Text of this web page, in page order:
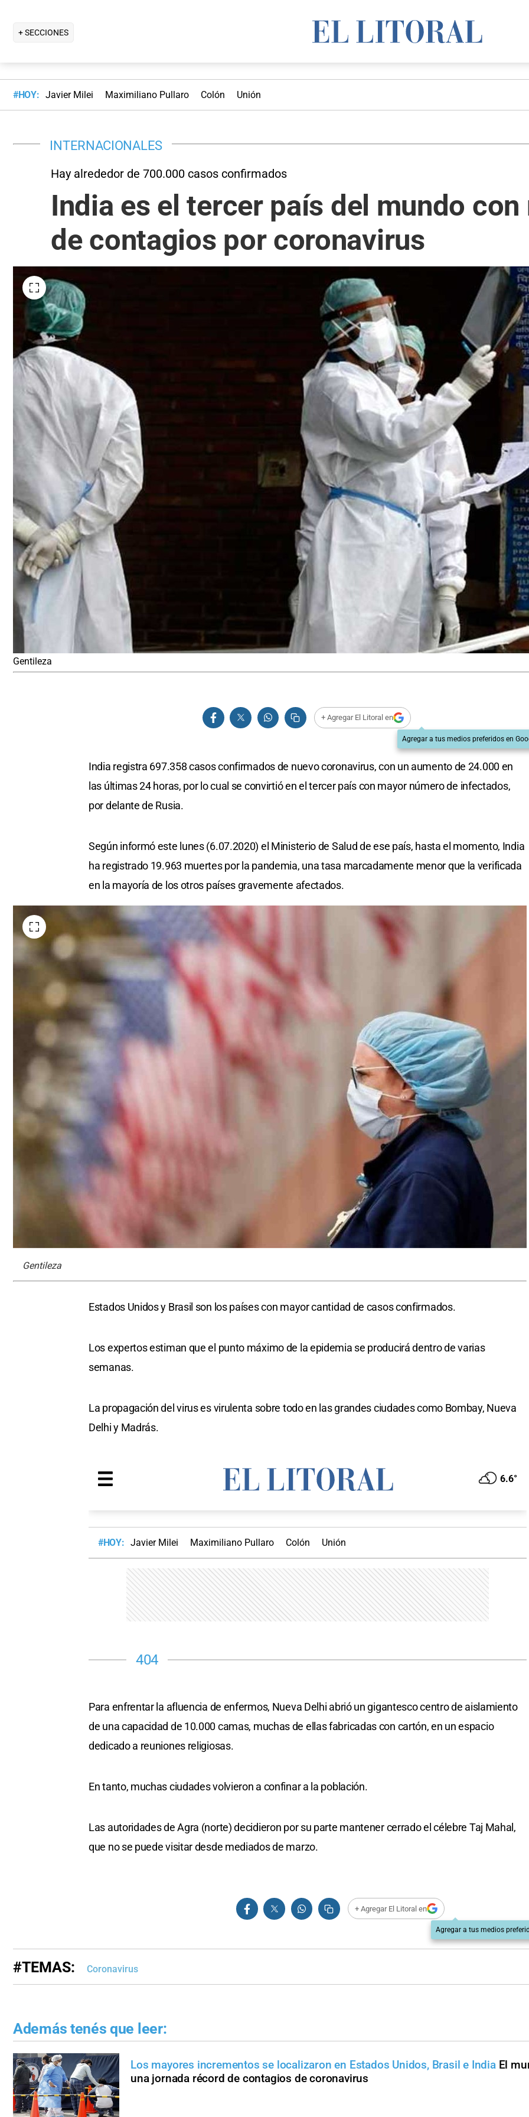
+ SECCIONES
#HOY: Javier Milei Maximiliano Pullaro Colón Unión
INTERNACIONALES
Hay alrededor de 700.000 casos confirmados
India es el tercer país del mundo
de contagios por coronavirus
Gentileza
+ Agregar El Litoral en
Agregar a tus medios preferidos en
India registra 697.358 casos confirmados de nuevo coronavirus, con un aumento de 24.000 en
las últimas 24 horas, por lo cual se convirtió en el tercer país con mayor número de infectados,
por delante de Rusia.
Según informó este lunes (6.07.2020) el Ministerio de Salud de ese país, hasta el momento, India
ha registrado 19.963 muertes por la pandemia, una tasa marcadamente menor que la verificada
en la mayoría de los otros países gravemente afectados.
Gentileza
Estados Unidos y Brasil son los países con mayor cantidad de casos confirmados.
Los expertos estiman que el punto máximo de la epidemia se producirá dentro de varias
semanas.
La propagación del virus es virulenta sobre todo en las grandes ciudades como Bombay, Nueva
Delhi y Madrás.
Para enfrentar la afluencia de enfermos, Nueva Delhi abrió un gigantesco centro de aislamiento
de una capacidad de 10.000 camas, muchas de ellas fabricadas con cartón, en un espacio
dedicado a reuniones religiosas.
En tanto, muchas ciudades volvieron a confinar a la población.
Las autoridades de Agra (norte) decidieron por su parte mantener cerrado el célebre Taj Mahal,
que no se puede visitar desde mediados de marzo.
+ Agregar El Litoral en
Agregar a tus medios
#TEMAS: Coronavirus
Además tenés que leer:
Los mayores incrementos se localizaron en Estados Unidos, Brasil e India El
una jornada récord de contagios de coronavirus